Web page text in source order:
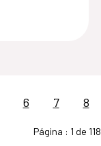
6 7
8
Página : 1 de 118